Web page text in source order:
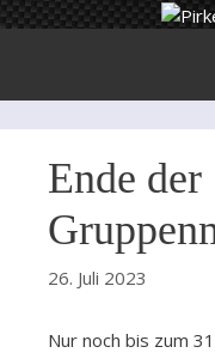
Zum
Ende der
26. Juli 2023
Nur noch bis zum